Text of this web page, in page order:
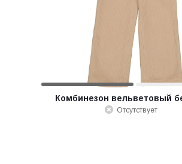
Комбинезон вельветовый
Отсутствует